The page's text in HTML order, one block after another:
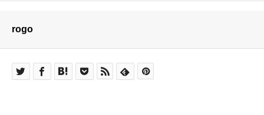
rogo